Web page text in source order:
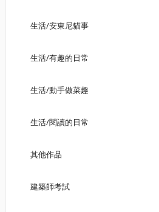
生活/安東尼貓事
生活/有趣的日常
生活/動手做菜趣
生活/閱讀的日常
其他作品
建築師考試